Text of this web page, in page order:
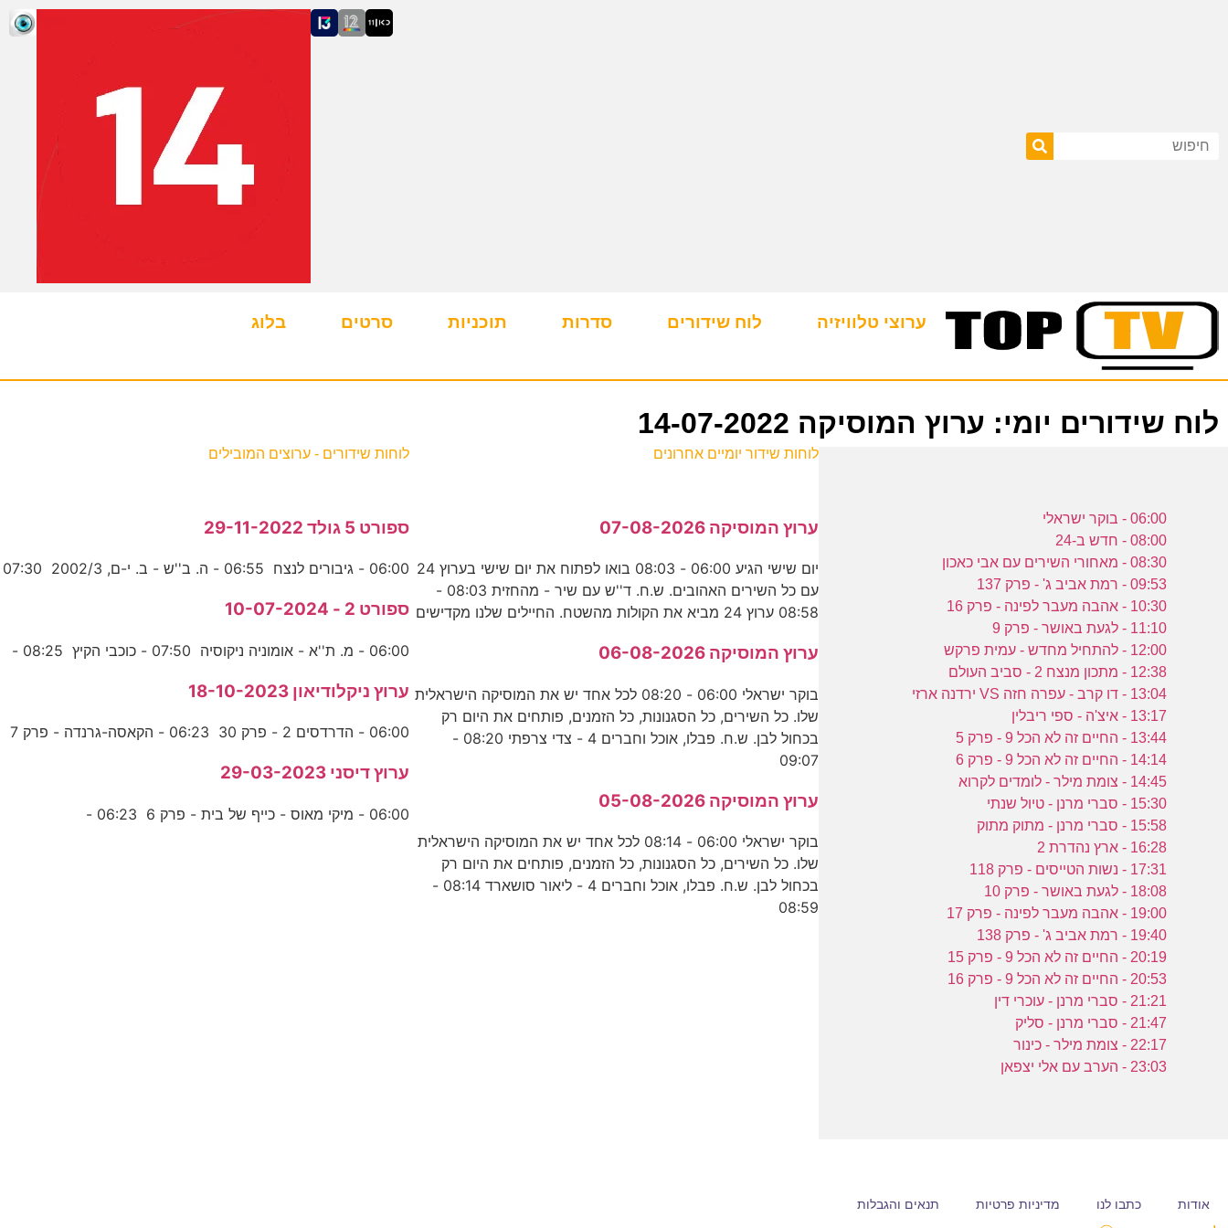
ערוצי טלוויזיה לוח שידורים סדרות תוכניות סרטים בלוג
לוח שידורים יומי: ערוץ המוסיקה 14-07-2022
06:00 - בוקר ישראלי
08:00 - חדש ב-24
08:30 - מאחורי השירים עם אבי כאכון
09:53 - רמת אביב ג' - פרק 137
10:30 - אהבה מעבר לפינה - פרק 16
11:10 - לגעת באושר - פרק 9
12:00 - להתחיל מחדש - עמית פרקש
12:38 - מתכון מנצח 2 - סביב העולם
13:04 - דו קרב - עפרה חזה VS ירדנה ארזי
13:17 - איצ'ה - ספי ריבלין
13:44 - החיים זה לא הכל 9 - פרק 5
14:14 - החיים זה לא הכל 9 - פרק 6
14:45 - צומת מילר - לומדים לקרוא
15:30 - סברי מרנן - טיול שנתי
15:58 - סברי מרנן - מתוק מתוק
16:28 - ארץ נהדרת 2
17:31 - נשות הטייסים - פרק 118
18:08 - לגעת באושר - פרק 10
19:00 - אהבה מעבר לפינה - פרק 17
19:40 - רמת אביב ג' - פרק 138
20:19 - החיים זה לא הכל 9 - פרק 15
20:53 - החיים זה לא הכל 9 - פרק 16
21:21 - סברי מרנן - עוכרי דין
21:47 - סברי מרנן - סליק
22:17 - צומת מילר - כינור
23:03 - הערב עם אלי יצפאן
לוחות שידור יומיים אחרונים
ערוץ המוסיקה 07-08-2026
יום שישי הגיע 06:00 - 08:03 בואו לפתוח את יום שישי בערוץ 24
עם כל השירים האהובים. ש.ח. ד''ש עם שיר - מהחזית 08:03 -
08:58 ערוץ 24 מביא את הקולות מהשטח. החיילים שלנו מקדישים
ערוץ המוסיקה 06-08-2026
בוקר ישראלי 06:00 - 08:20 לכל אחד יש את המוסיקה הישראלית
שלו. כל השירים, כל הסגנונות, כל הזמנים, פותחים את היום רק
בכחול לבן. ש.ח. פבלו, אוכל וחברים 4 - צדי צרפתי 08:20 -
09:07
ערוץ המוסיקה 05-08-2026
בוקר ישראלי 06:00 - 08:14 לכל אחד יש את המוסיקה הישראלית
שלו. כל השירים, כל הסגנונות, כל הזמנים, פותחים את היום רק
בכחול לבן. ש.ח. פבלו, אוכל וחברים 4 - ליאור סושארד 08:14 -
08:59
לוחות שידורים - ערוצים המובילים
ספורט 5 גולד 29-11-2022
06:00 - גיבורים לנצח 06:55 - ה. ב''ש - ב. י-ם, 2002/3 07:30
ספורט 2 - 10-07-2024
06:00 - מ. ת''א - אומוניה ניקוסיה 07:50 - כוכבי הקיץ 08:25 -
ערוץ ניקלודיאון 18-10-2023
06:00 - הדרדסים 2 - פרק 30 06:23 - הקאסה-גרנדה - פרק 7
ערוץ דיסני 29-03-2023
06:00 - מיקי מאוס - כייף של בית - פרק 6 06:23 -
אודות כתבו לנו מדיניות פרטיות תנאים והגבלות